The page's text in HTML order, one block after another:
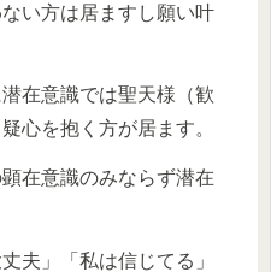
い方は居ますし願い叶
在意識では聖天様（歓
心を抱く方が居ます。
在意識のみならず潜在
夫」「私は信じてる」